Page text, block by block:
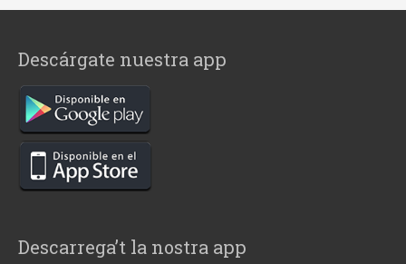
Descárgate nuestra app
Descarrega’t la nostra app